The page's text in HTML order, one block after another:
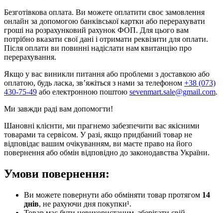
Безготівкова оплата. Ви можете оплатити своє замовлення
онлайн за допомогою банківської картки або перерахувати
гроші на розрахунковий рахунок ФОП. Для цього вам
потрібно вказати свої дані і отримати реквізити для оплати.
Після оплати ви повинні надіслати нам квитанцію про
перерахування.
Якщо у вас виникли питання або проблеми з доставкою або
оплатою, будь ласка, зв’яжіться з нами за телефоном +38 (073)
430-75-49 або електронною поштою sevenmart.sale@gmail.com.
Ми завжди раді вам допомогти!
Шановні клієнти, ми прагнемо забезпечити вас якісними
товарами та сервісом. У разі, якщо придбаний товар не
відповідає вашим очікуванням, ви маєте право на його
повернення або обмін відповідно до законодавства України.
Умови повернення:
Ви можете повернути або обміняти товар протягом 14
днів, не рахуючи дня покупки¹.